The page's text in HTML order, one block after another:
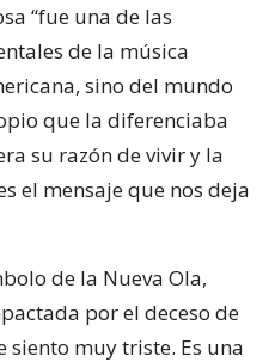
“fue una de las
de la música
sino del mundo
que la diferenciaba
su razón de vivir y la
el mensaje que nos deja
de la Nueva Ola,
por el deceso de
siento muy triste. Es una